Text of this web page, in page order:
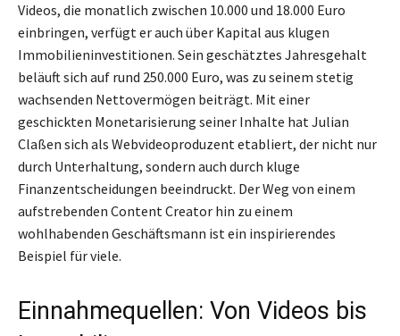
Videos, die monatlich zwischen 10.000 und 18.000 Euro
einbringen, verfügt er auch über Kapital aus klugen
Immobilieninvestitionen. Sein geschätztes Jahresgehalt
beläuft sich auf rund 250.000 Euro, was zu seinem stetig
wachsenden Nettovermögen beiträgt. Mit einer
geschickten Monetarisierung seiner Inhalte hat Julian
Claßen sich als Webvideoproduzent etabliert, der nicht nur
durch Unterhaltung, sondern auch durch kluge
Finanzentscheidungen beeindruckt. Der Weg von einem
aufstrebenden Content Creator hin zu einem
wohlhabenden Geschäftsmann ist ein inspirierendes
Beispiel für viele.
Einnahmequellen: Von Videos bis